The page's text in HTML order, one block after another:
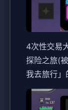
4次性交易
探险之旅(
我去旅行」